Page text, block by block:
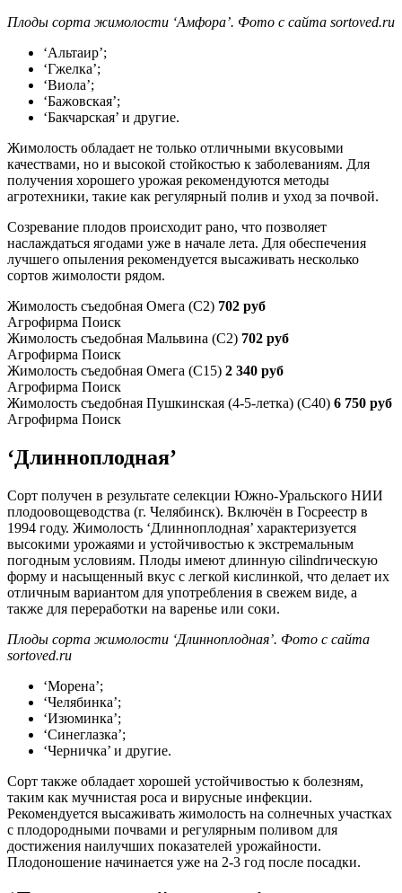
Плоды сорта жимолости ‘Амфора’. Фото с сайта sortoved.ru
‘Альтаир’;
‘Гжелка’;
‘Виола’;
‘Бажовская’;
‘Бакчарская’ и другие.
Жимолость обладает не только отличными вкусовыми
качествами, но и высокой стойкостью к заболеваниям. Для
получения хорошего урожая рекомендуются методы
агротехники, такие как регулярный полив и уход за почвой.
Созревание плодов происходит рано, что позволяет
наслаждаться ягодами уже в начале лета. Для обеспечения
лучшего опыления рекомендуется высаживать несколько
сортов жимолости рядом.
Жимолость съедобная Омега (С2) 702 руб
Агрофирма Поиск
Жимолость съедобная Мальвина (С2) 702 руб
Агрофирма Поиск
Жимолость съедобная Омега (С15) 2 340 руб
Агрофирма Поиск
Жимолость съедобная Пушкинская (4-5-летка) (C40) 6 750 руб
Агрофирма Поиск
‘Длинноплодная’
Сорт получен в результате селекции Южно-Уральского НИИ
плодоовощеводства (г. Челябинск). Включён в Госреестр в
1994 году. Жимолость ‘Длинноплодная’ характеризуется
высокими урожаями и устойчивостью к экстремальным
погодным условиям. Плоды имеют длинную cilindrическую
форму и насыщенный вкус с легкой кислинкой, что делает их
отличным вариантом для употребления в свежем виде, а
также для переработки на варенье или соки.
Плоды сорта жимолости ‘Длинноплодная’. Фото с сайта
sortoved.ru
‘Морена’;
‘Челябинка’;
‘Изюминка’;
‘Синеглазка’;
‘Черничка’ и другие.
Сорт также обладает хорошей устойчивостью к болезням,
таким как мучнистая роса и вирусные инфекции.
Рекомендуется высаживать жимолость на солнечных участках
с плодородными почвами и регулярным поливом для
достижения наилучших показателей урожайности.
Плодоношение начинается уже на 2-3 год после посадки.